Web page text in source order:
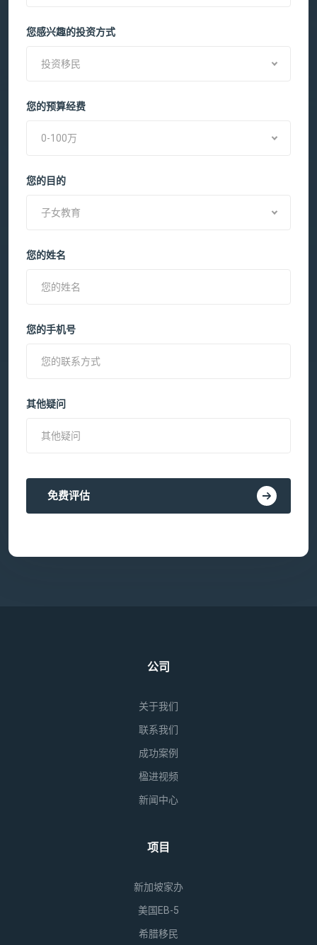
您感兴趣的投资方式
投资移民
您的预算经费
0-100万
您的目的
子女教育
您的姓名
您的手机号
其他疑问
免费评估
公司
关于我们
联系我们
成功案例
楹进视频
新闻中心
项目
新加坡家办
美国EB-5
希腊移民